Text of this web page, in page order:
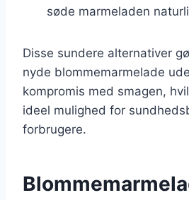
søde marmeladen
Disse sundere alternativer
nyde blommemarmelade
kompromis med smagen,
ideel mulighed for
forbrugere.